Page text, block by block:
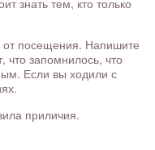
от посещения. Напишите
что запомнилось, что
Если вы ходили с
приличия.